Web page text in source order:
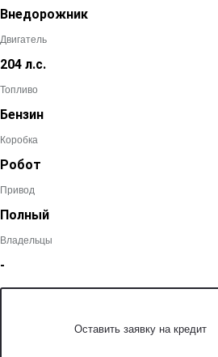
Внедорожник
Двигатель
204 л.с.
Топливо
Бензин
Коробка
Робот
Привод
Полный
Владельцы
-
Оставить заявку на кредит